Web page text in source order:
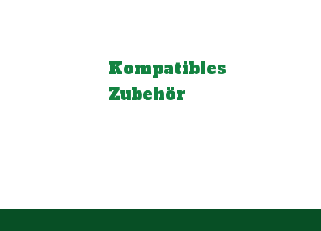
Kompatibles
Zubehör